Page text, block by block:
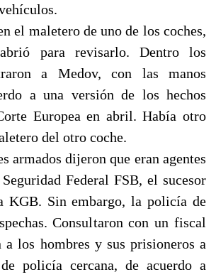
el maletero de uno de los coches,
para revisarlo. Dentro los
a Medov, con las manos
a una versión de los hechos
Europea en abril. Había otro
del otro coche.
armados dijeron que eran agentes
Federal FSB, el sucesor
KGB. Sin embargo, la policía de
Consultaron con un fiscal
los hombres y sus prisioneros a
policía cercana, de acuerdo a